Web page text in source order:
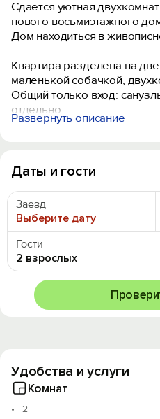
Сдается уютная
нового восьмиэтажного
Дом находиться в
Квартира разделена на
маленькой собачкой,
Общий только вход:
отдельно.
В спальне поставлены
140/200 и 120/200, а также
постельное белье.
Все в шаговой
бассейны до канатной
Развернуть описание
Даты и гости
Заезд
Выберите дату
Гости
2 взрослых
Удобства и услуги
Комнат
2